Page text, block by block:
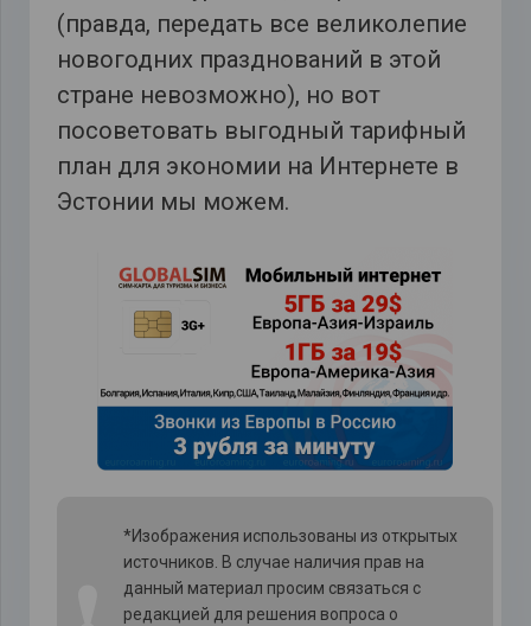
(правда, передать все великолепие
новогодних празднований в этой
стране невозможно), но вот
посоветовать выгодный тарифный
план для экономии на Интернете в
Эстонии мы можем.
*Изображения использованы из открытых
источников. В случае наличия прав на
данный материал просим связаться с
редакцией для решения вопроса о